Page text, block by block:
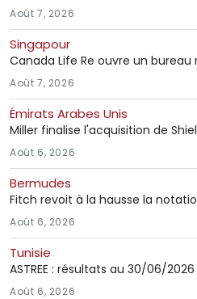
Août 7, 2026
Singapour
Canada Life Re ouvre un bureau
Août 7, 2026
Émirats Arabes Unis
Miller finalise l'acquisition de
Août 6, 2026
Bermudes
Fitch revoit à la hausse la
Août 6, 2026
Tunisie
ASTREE : résultats au 30/06/2026
Août 6, 2026